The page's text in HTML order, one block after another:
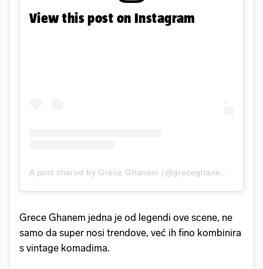
View this post on Instagram
Grece Ghanem jedna je od legendi ove scene, ne
samo da super nosi trendove, već ih fino kombinira
s vintage komadima.